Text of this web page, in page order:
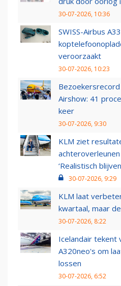
30-07-2026, 10:36
SWISS-Airbus
veroorzaakt
30-07-2026, 10:23
Airshow: 41
keer
30-07-2026, 9:30
KLM ziet
‘Realistisch
30-07-2026, 9:29
KLM laat
kwartaal, maar
30-07-2026, 8:22
Icelandair tekent
A320neo's om
lossen
30-07-2026, 6:52